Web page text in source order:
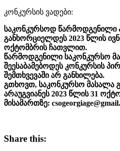
კონკურსის ვადები:
საკონკურსოდ წარმოდგენილი
განხორციელდეს 2023 წლის
ოქტომბრის ჩათვლით.
წარმოდგენილი საკონკურსო
შეესაბამებოდეს კონკურსის
შემთხვევაში არ განხილება.
გთხოვთ, საკონკურსო მასალა
არაუგვიანეს 2023 წლის 31
მისამართზე:
Share this: